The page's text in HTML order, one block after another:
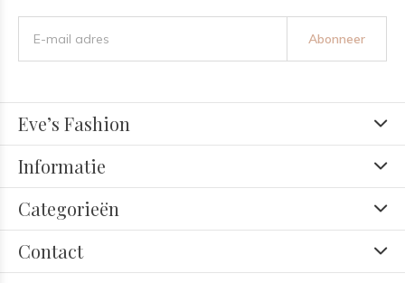
Abonneer
Eve’s Fashion
Informatie
Categorieën
Contact